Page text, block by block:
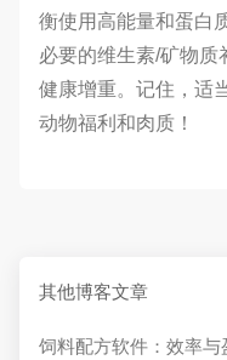
衡使用高能量和蛋白
必要的维生素/矿物质
健康增重。记住，适
动物福利和肉质！
其他博客文章
饲料配方软件：效率